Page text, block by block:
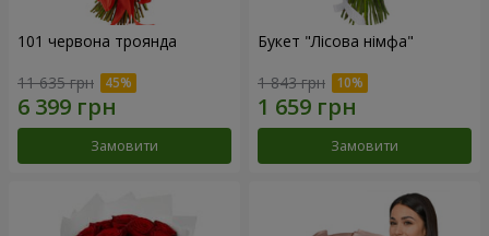
101 червона троянда
11 635 грн
Замовити
Букет "Лісова німфа"
1 843 грн
Замовити